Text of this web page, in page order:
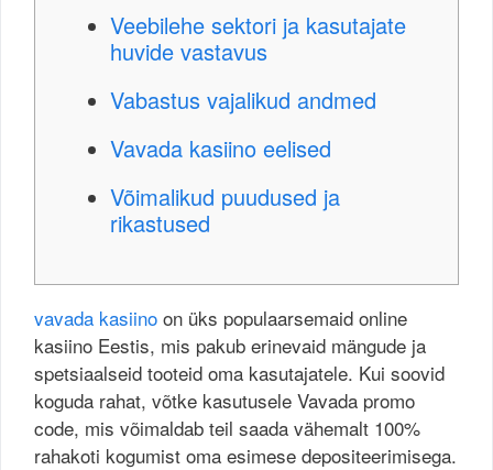
Veebilehe sektori ja kasutajate
huvide vastavus
Vabastus vajalikud andmed
Vavada kasiino eelised
Võimalikud puudused ja
rikastused
vavada kasiino on üks populaarsemaid online
kasiino Eestis, mis pakub erinevaid mängude ja
spetsiaalseid tooteid oma kasutajatele. Kui soovid
koguda rahat, võtke kasutusele Vavada promo
code, mis võimaldab teil saada vähemalt 100%
rahakoti kogumist oma esimese depositeerimisega.